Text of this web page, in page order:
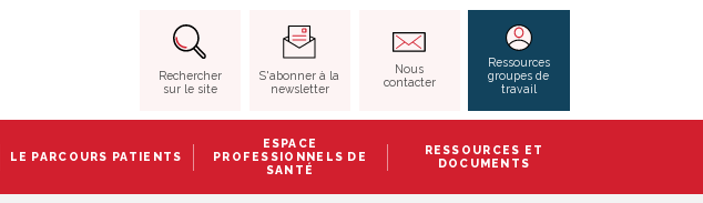
RECHERCHER
Rechercher
sur le site
S'abonner à la
newsletter
Nous
contacter
Ressources
groupes de
travail
LE PARCOURS PATIENTS
ESPACE
PROFESSIONNELS DE
SANTÉ
RESSOURCES ET
DOCUMENTS